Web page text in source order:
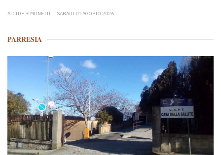
ALCIDE SIMONETTI SABATO 01 AGOSTO 2026
PARRESIA